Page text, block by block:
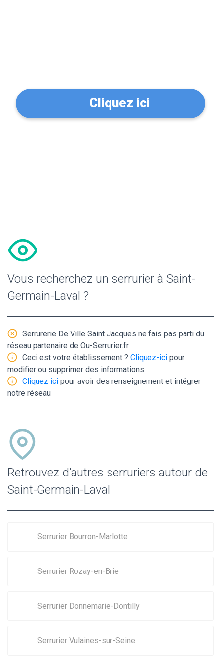
Cliquez ici
Vous recherchez un serrurier à Saint-
Germain-Laval ?
Serrurerie De Ville Saint Jacques ne fais pas parti du
réseau partenaire de Ou-Serrurier.fr
Ceci est votre établissement ? Cliquez-ici pour
modifier ou supprimer des informations.
Cliquez ici pour avoir des renseignement et intégrer
notre réseau
Retrouvez d'autres serruriers autour de
Saint-Germain-Laval
Serrurier Bourron-Marlotte
Serrurier Rozay-en-Brie
Serrurier Donnemarie-Dontilly
Serrurier Vulaines-sur-Seine